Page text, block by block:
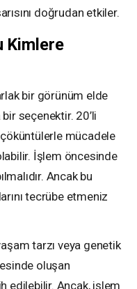
doğrudan etkiler.
Kimlere
bir görünüm elde
seçenektir. 20’li
mücadele
İşlem öncesinde
Ancak bu
tecrübe etmeniz
tarzı veya genetik
oluşan
edilebilir. Ancak, işlem